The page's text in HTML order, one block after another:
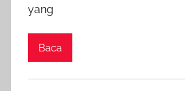
yang
Baca